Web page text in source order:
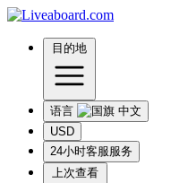
目的地
语言
USD
24小时客服服务
上次查看